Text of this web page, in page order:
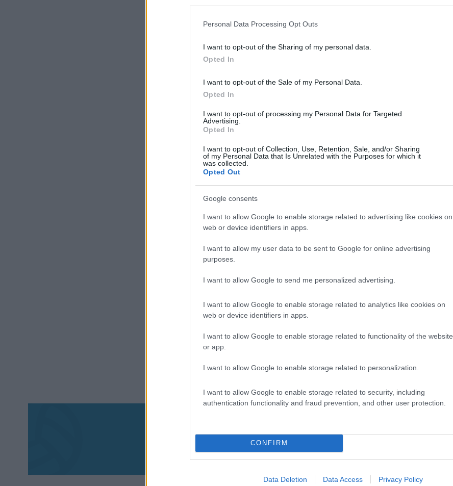
Personal Data Processing Opt Outs
I want to opt-out of the Sharing of my personal data.
Opted In
I want to opt-out of the Sale of my Personal Data.
Opted In
I want to opt-out of processing my Personal Data for Targeted
Advertising.
Opted In
I want to opt-out of Collection, Use, Retention, Sale, and/or Sharing
of my Personal Data that Is Unrelated with the Purposes for which it
was collected.
Opted Out
Google consents
I want to allow Google to enable storage related to advertising like cookies on
web or device identifiers in apps.
I want to allow my user data to be sent to Google for online advertising
purposes.
I want to allow Google to send me personalized advertising.
I want to allow Google to enable storage related to analytics like cookies on
web or device identifiers in apps.
I want to allow Google to enable storage related to functionality of the website
or app.
I want to allow Google to enable storage related to personalization.
I want to allow Google to enable storage related to security, including
authentication functionality and fraud prevention, and other user protection.
CONFIRM
Data Deletion Data Access Privacy Policy
παντού…